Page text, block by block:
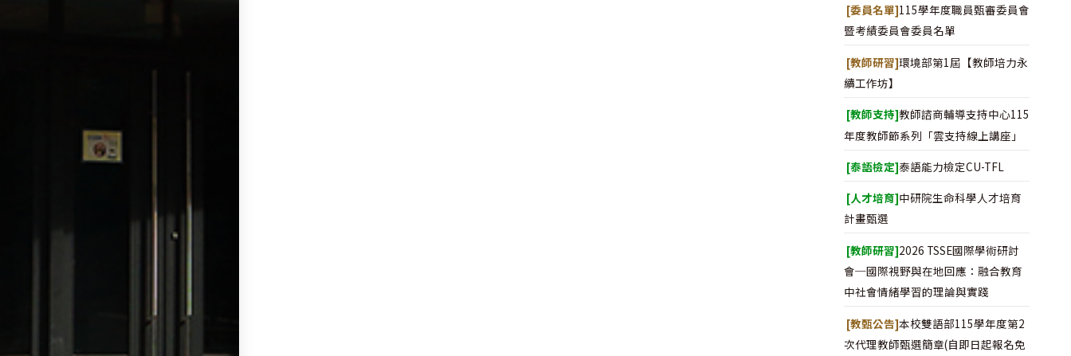
[委員名單]115學年度職員甄審委員會
暨考績委員會委員名單
[教師研習]環境部第1屆【教師培力永
續工作坊】
[教師支持]教師諮商輔導支持中心115
年度教師節系列「雲支持線上講座」
[泰語檢定]泰語能力檢定CU-TFL
[人才培育]中研院生命科學人才培育
計畫甄選
[教師研習]2026 TSSE國際學術研討
會─國際視野與在地回應：融合教育
中社會情緒學習的理論與實踐
[教甄公告]本校雙語部115學年度第2
次代理教師甄選簡章(自即日起報名免